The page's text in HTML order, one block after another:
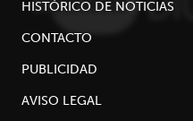
HISTÓRICO DE NOTICIAS
CONTACTO
PUBLICIDAD
AVISO LEGAL